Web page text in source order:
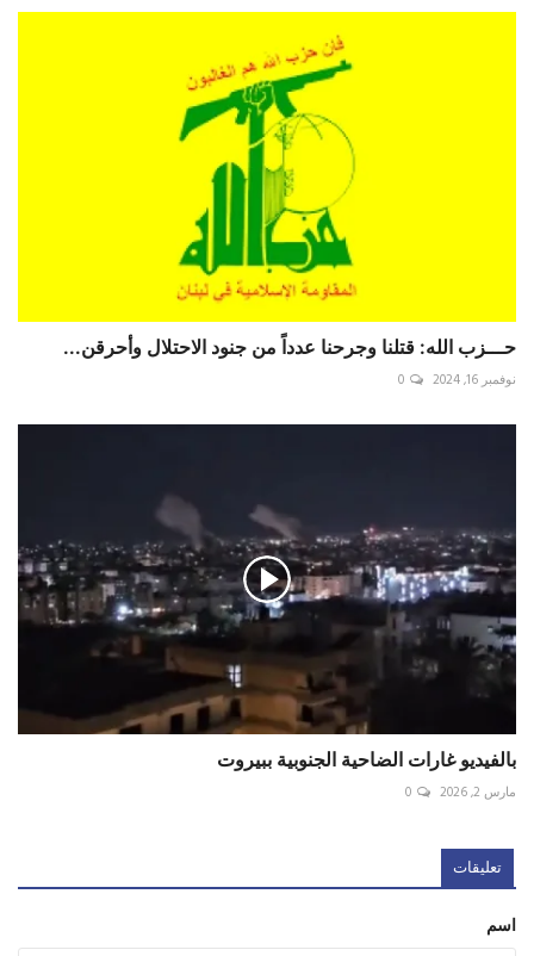
حـــزب الله: قتلنا وجرحنا عدداً من جنود الاحتلال وأحرقن...
نوفمبر 16, 2024 0
بالفيديو غارات الضاحية الجنوبية ببيروت
مارس 2, 2026 0
تعليقات
اسم